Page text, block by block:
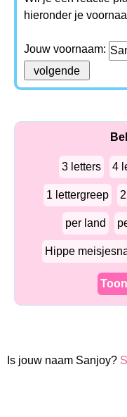
hieronder je
Jouw voornaam:
3 letters 4
1 lettergreep
per land
Hippe
Is jouw naam Sanjoy?